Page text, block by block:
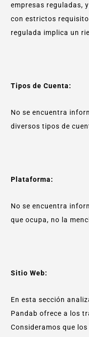
empresas reguladas,
con estrictos
regulada implica un
Tipos de Cuenta:
No se encuentra
diversos tipos de
Plataforma:
No se encuentra
que ocupa, no la
Sitio Web:
En esta sección
Pandab ofrece a los
Consideramos que